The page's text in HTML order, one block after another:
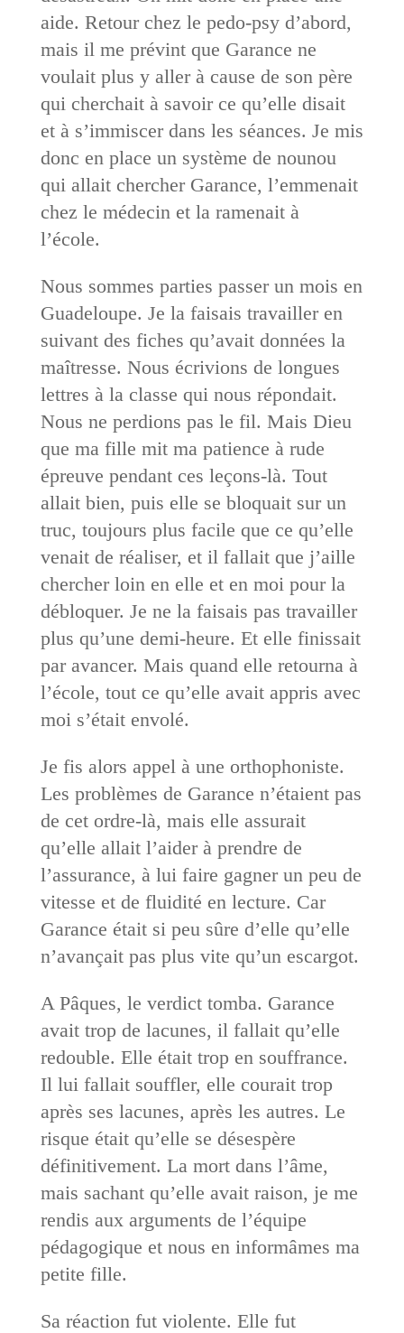
aide. Retour chez le pedo-psy d’abord,
mais il me prévint que Garance ne
voulait plus y aller à cause de son père
qui cherchait à savoir ce qu’elle disait
et à s’immiscer dans les séances. Je mis
donc en place un système de nounou
qui allait chercher Garance, l’emmenait
chez le médecin et la ramenait à
l’école.
Nous sommes parties passer un mois en
Guadeloupe. Je la faisais travailler en
suivant des fiches qu’avait données la
maîtresse. Nous écrivions de longues
lettres à la classe qui nous répondait.
Nous ne perdions pas le fil. Mais Dieu
que ma fille mit ma patience à rude
épreuve pendant ces leçons-là. Tout
allait bien, puis elle se bloquait sur un
truc, toujours plus facile que ce qu’elle
venait de réaliser, et il fallait que j’aille
chercher loin en elle et en moi pour la
débloquer. Je ne la faisais pas travailler
plus qu’une demi-heure. Et elle finissait
par avancer. Mais quand elle retourna à
l’école, tout ce qu’elle avait appris avec
moi s’était envolé.
Je fis alors appel à une orthophoniste.
Les problèmes de Garance n’étaient pas
de cet ordre-là, mais elle assurait
qu’elle allait l’aider à prendre de
l’assurance, à lui faire gagner un peu de
vitesse et de fluidité en lecture. Car
Garance était si peu sûre d’elle qu’elle
n’avançait pas plus vite qu’un escargot.
A Pâques, le verdict tomba. Garance
avait trop de lacunes, il fallait qu’elle
redouble. Elle était trop en souffrance.
Il lui fallait souffler, elle courait trop
après ses lacunes, après les autres. Le
risque était qu’elle se désespère
définitivement. La mort dans l’âme,
mais sachant qu’elle avait raison, je me
rendis aux arguments de l’équipe
pédagogique et nous en informâmes ma
petite fille.
Sa réaction fut violente. Elle fut